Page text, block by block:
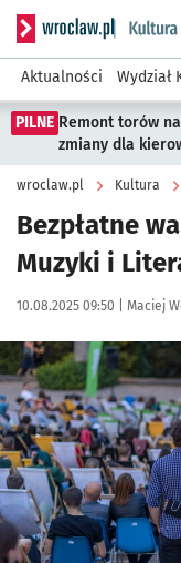
Serwis informacyjny
Aktualności Wydział
PILNE Remont torów
zmiany dla
wroclaw.pl Kultura
Bezpłatne
Muzyki i
Data publikacji:
10.08.2025 09:50 | Autor:
Maciej
Kliknij, aby powiększyć